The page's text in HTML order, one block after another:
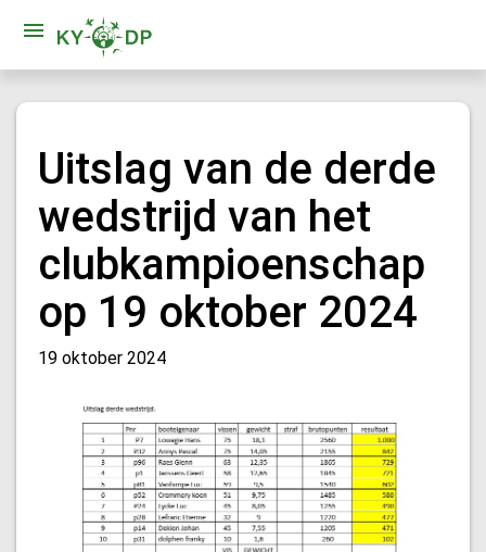
Uitslag van de derde
wedstrijd van het
clubkampioenschap
op 19 oktober 2024
19 oktober 2024